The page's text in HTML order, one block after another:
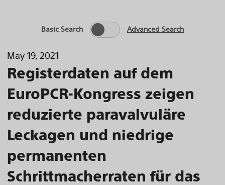
Basic Search Advanced Search
May 19, 2021
Registerdaten auf dem
EuroPCR-Kongress zeigen
reduzierte paravalvuläre
Leckagen und niedrige
permanenten
Schrittmacherraten für das